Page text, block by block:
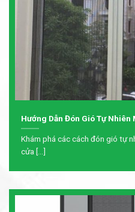
Hướng Dẫn Đón Gió Tự Nhiên
Khám phá các cách đón gió tự
cửa [...]